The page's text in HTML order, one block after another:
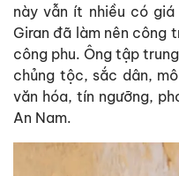
này vẫn ít nhiều có
Giran đã làm nên công
công phu. Ông tập
chủng tộc, sắc dân,
văn hóa, tín ngưỡng,
An Nam.